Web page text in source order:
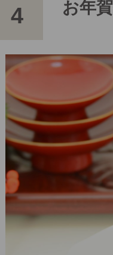
4 お年